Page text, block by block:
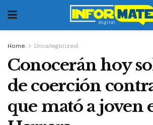
Home Uncategorized
Conocerán hoy
de coerción
que mató a joven